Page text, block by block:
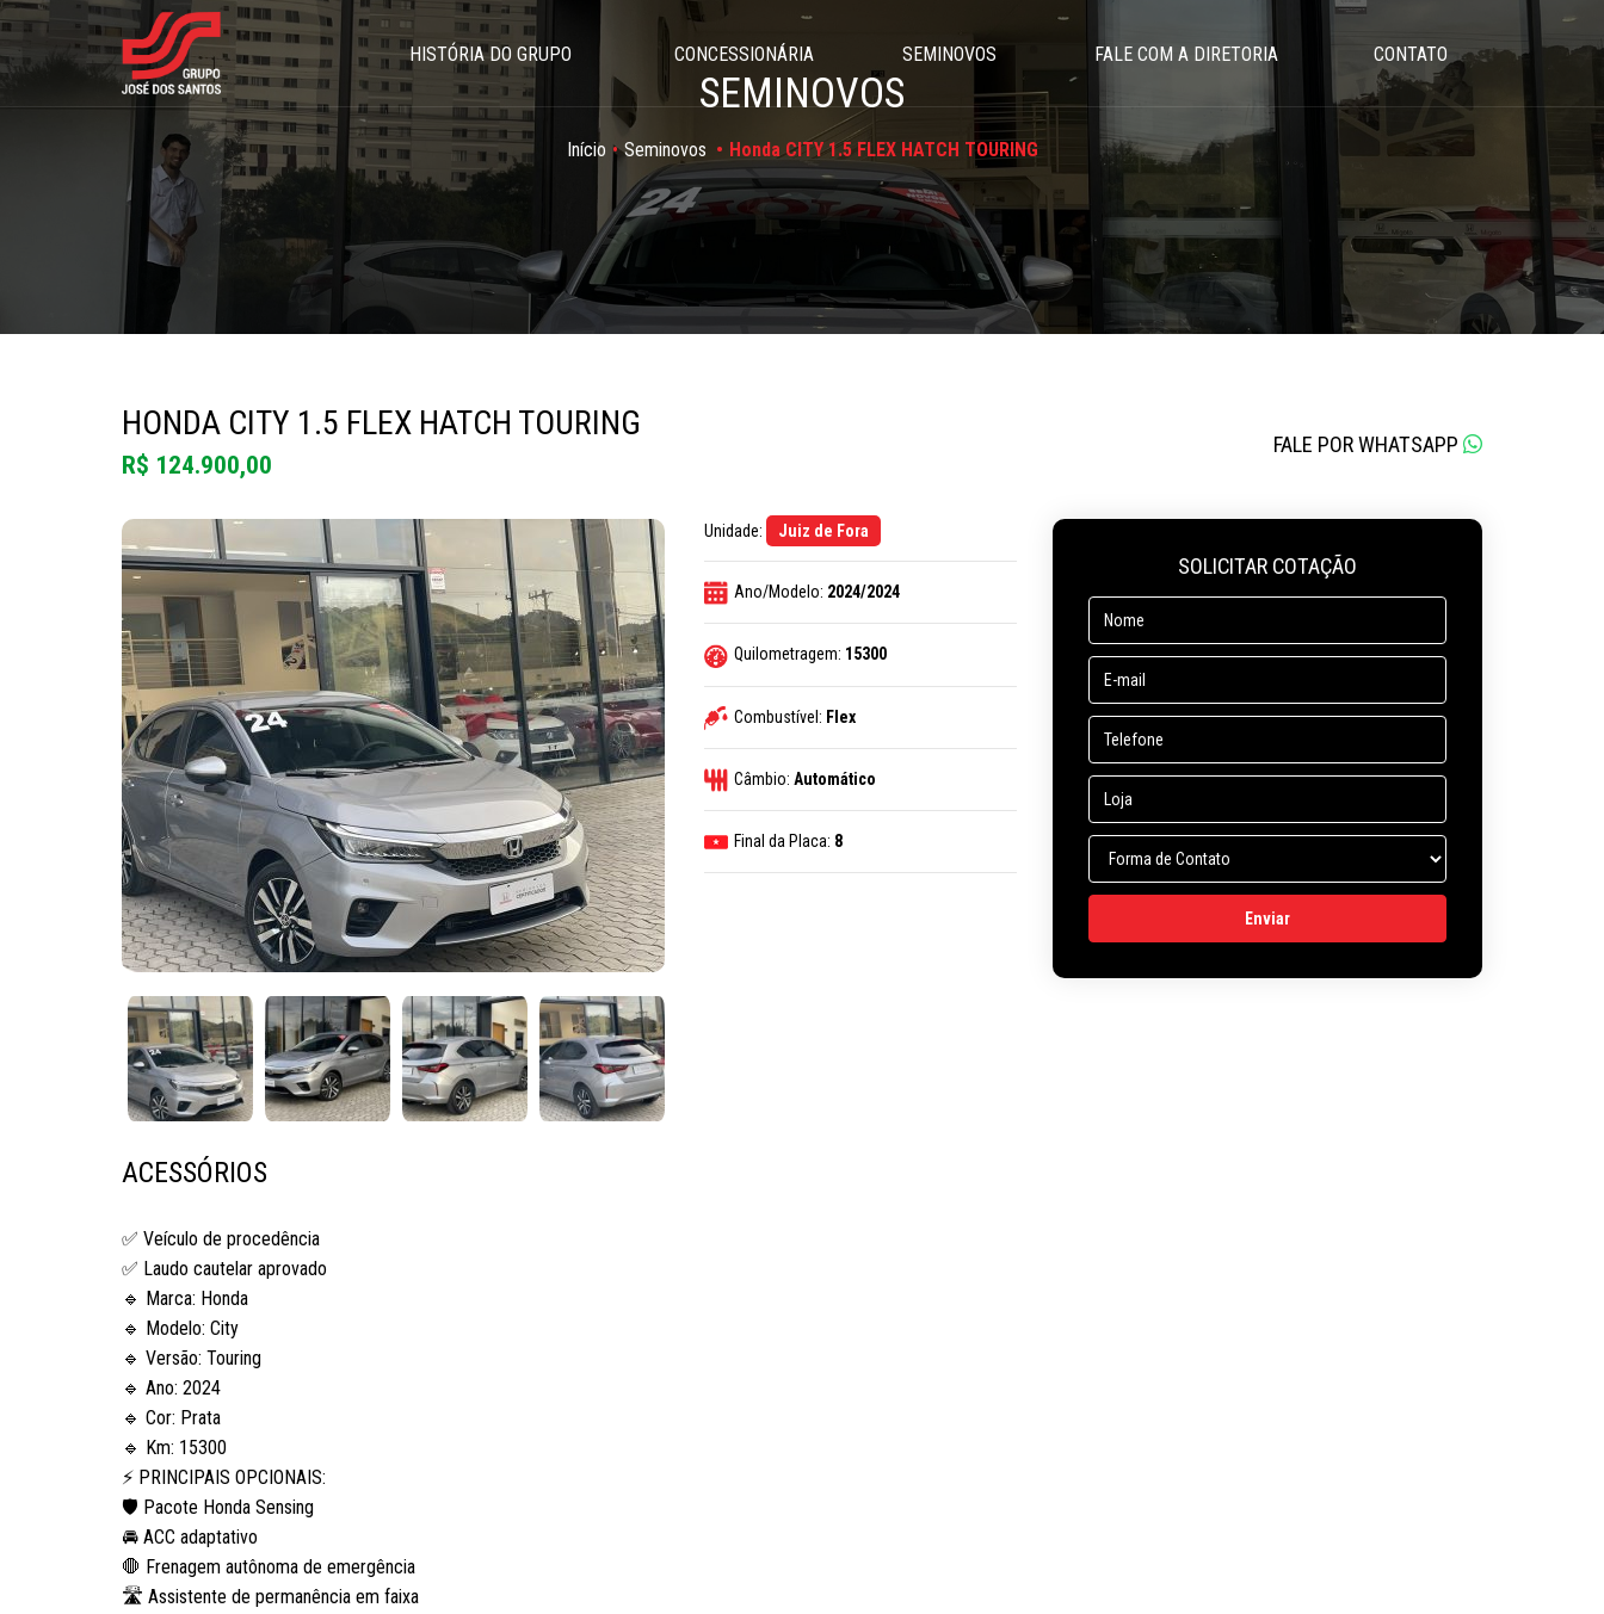
HISTÓRIA DO GRUPO CONCESSIONÁRIA SEMINOVOS FALE COM A DIRETORIA CONTATO
SEMINOVOS
Início Seminovos Honda CITY 1.5 FLEX HATCH TOURING
HONDA CITY 1.5 FLEX HATCH TOURING
R$ 124.900,00
FALE POR WHATSAPP
Unidade: Juiz de Fora
Ano/Modelo: 2024/2024
Quilometragem: 15300
Combustível: Flex
Câmbio: Automático
Final da Placa: 8
SOLICITAR COTAÇÃO
ACESSÓRIOS
✅ Veículo de procedência
✅ Laudo cautelar aprovado
🔹 Marca: Honda
🔹 Modelo: City
🔹 Versão: Touring
🔹 Ano: 2024
🔹 Cor: Prata
🔹 Km: 15300
⚡ PRINCIPAIS OPCIONAIS:
🛡️ Pacote Honda Sensing
🚘 ACC adaptativo
🛑 Frenagem autônoma de emergência
🛣️ Assistente de permanência em faixa